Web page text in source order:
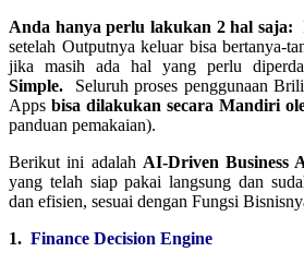
Anda hanya perlu lakukan 2 hal saja:
setelah Outputnya keluar bisa bertanya-
jika masih ada hal yang perlu
Simple. Seluruh proses penggunaan
Apps bisa dilakukan secara Mandiri
panduan pemakaian).
Berikut ini adalah AI-Driven Business
yang telah siap pakai langsung dan
dan efisien, sesuai dengan Fungsi
1. Finance Decision Engine